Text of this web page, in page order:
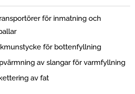
för inmatning och
för bottenfyllning
av slangar för varmfyllning
av fat